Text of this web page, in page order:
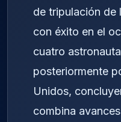
de tripulación de
con éxito en el
cuatro
posteriormente
Unidos,
combina